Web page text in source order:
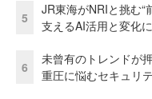
5
JR東海がNRIと挑む
支えるAI活用と変化
6
未曾有のトレンドが
重圧に悩むセキュリ